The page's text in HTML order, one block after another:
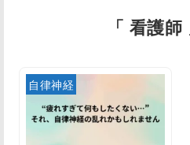
「 看護
自律神経